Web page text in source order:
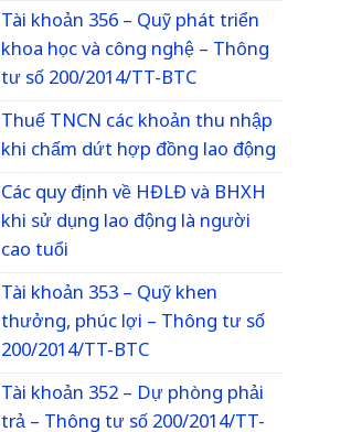
Tài khoản 356 – Quỹ phát triển
khoa học và công nghệ – Thông
tư số 200/2014/TT-BTC
Thuế TNCN các khoản thu nhập
khi chấm dứt hợp đồng lao động
Các quy định về HĐLĐ và BHXH
khi sử dụng lao động là người
cao tuổi
Tài khoản 353 – Quỹ khen
thưởng, phúc lợi – Thông tư số
200/2014/TT-BTC
Tài khoản 352 – Dự phòng phải
trả – Thông tư số 200/2014/TT-